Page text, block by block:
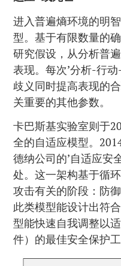
进入普遍熵环境的明
型。基于有限数量的
研究假设，从分析普
表现。每次’分析-行
歧义同时提高表现的
关重要的其他参数。
卡巴斯基实验室则于
全的自适应模型。
德纳公司的’自适应安
处。这一架构基于循
攻击有关的阶段：防
此类模型能设计出符
型能快速自我调整以
件）的最佳安全保护工